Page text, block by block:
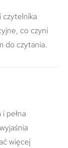
czytelnika
co czyni
do czytania.
pełna
więcej